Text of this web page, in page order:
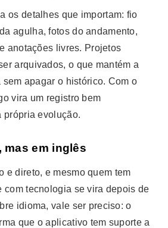
os detalhes que importam: fio
agulha, fotos do andamento,
anotações livres. Projetos
arquivados, o que mantém a
sem apagar o histórico. Com o
vira um registro bem
própria evolução.
mas em inglês
e direto, e mesmo quem tem
com tecnologia se vira depois de
idioma, vale ser preciso: o
que o aplicativo tem suporte a